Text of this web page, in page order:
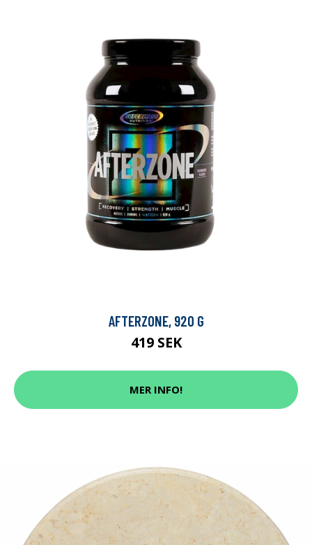
AFTERZONE, 920 G
419 SEK
MER INFO!